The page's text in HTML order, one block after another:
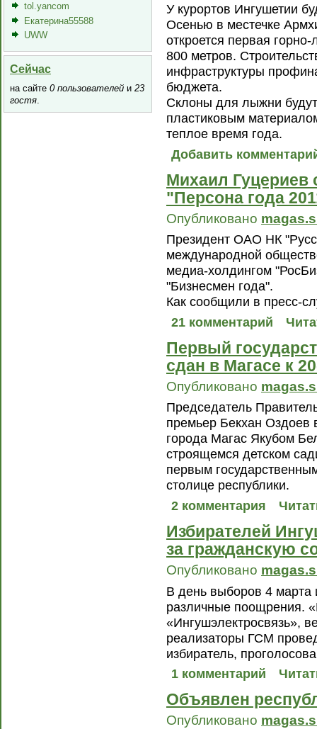
tol.yancom
Екатерина55588
UWW
Сейчас
на сайте 0 пользователей и 23
гостя.
У курортов Ингушетии
Осенью в местечке
откроется первая
800 метров.
инфраструктуры
бюджета.
Склоны для лыжни
пластиковым
теплое время года.
Добавить
Михаил Гуцериев
"Персона года
Опубликовано
Президент ОАО НК
международной
медиа-холдингом
"Бизнесмен года".
Как сообщили в пресс-
21 комментарий
Первый
сдан в Магасе к
Опубликовано
Председатель
премьер Бекхан Оздоев
города Магас Якубом
строящемся детском
первым
столице республики.
2 комментария
Избирателей
за гражданскую
Опубликовано
В день выборов 4 марта
различные поощрения.
«Ингушэлектросвязь»,
реализаторы ГСМ
избиратель,
1 комментарий
Объявлен
Опубликовано